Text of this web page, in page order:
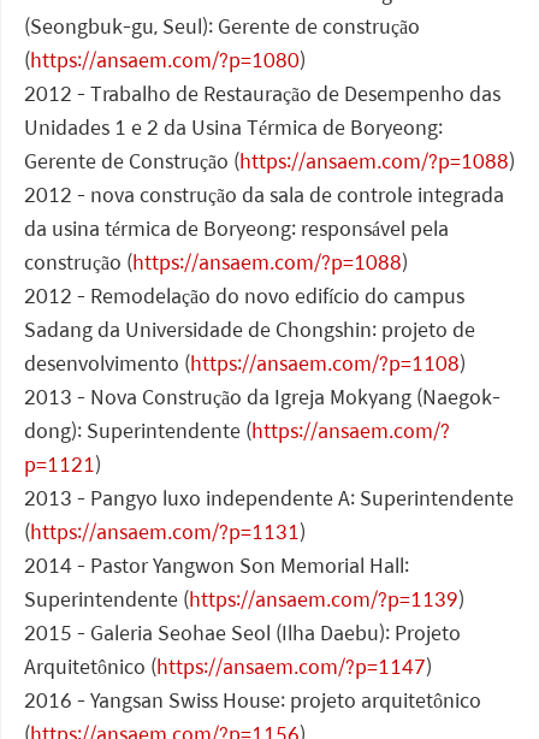
(Seongbuk-gu, Seul): Gerente de construção
(https://ansaem.com/?p=1080)
2012 - Trabalho de Restauração de Desempenho das
Unidades 1 e 2 da Usina Térmica de Boryeong:
Gerente de Construção (https://ansaem.com/?p=1088)
2012 - nova construção da sala de controle integrada
da usina térmica de Boryeong: responsável pela
construção (https://ansaem.com/?p=1088)
2012 - Remodelação do novo edifício do campus
Sadang da Universidade de Chongshin: projeto de
desenvolvimento (https://ansaem.com/?p=1108)
2013 - Nova Construção da Igreja Mokyang (Naegok-
dong): Superintendente (https://ansaem.com/?
p=1121)
2013 - Pangyo luxo independente A: Superintendente
(https://ansaem.com/?p=1131)
2014 - Pastor Yangwon Son Memorial Hall:
Superintendente (https://ansaem.com/?p=1139)
2015 - Galeria Seohae Seol (Ilha Daebu): Projeto
Arquitetônico (https://ansaem.com/?p=1147)
2016 - Yangsan Swiss House: projeto arquitetônico